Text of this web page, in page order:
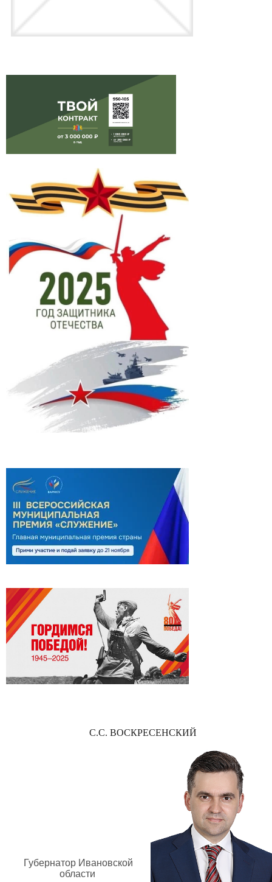
С.С. ВОСКРЕСЕНСКИЙ
Губернатор Ивановской
области